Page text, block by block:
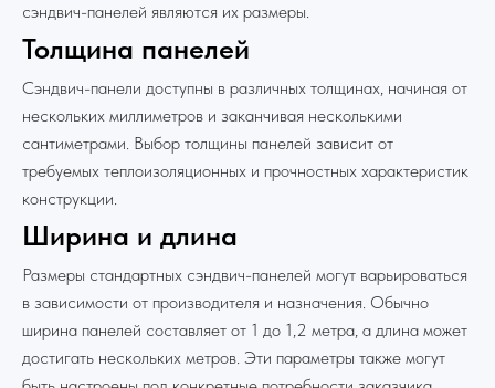
сэндвич-панелей являются их размеры.
Толщина панелей
Сэндвич-панели доступны в различных толщинах, начиная от
нескольких миллиметров и заканчивая несколькими
сантиметрами. Выбор толщины панелей зависит от
требуемых теплоизоляционных и прочностных характеристик
конструкции.
Ширина и длина
Размеры стандартных сэндвич-панелей могут варьироваться
в зависимости от производителя и назначения. Обычно
ширина панелей составляет от 1 до 1,2 метра, а длина может
достигать нескольких метров. Эти параметры также могут